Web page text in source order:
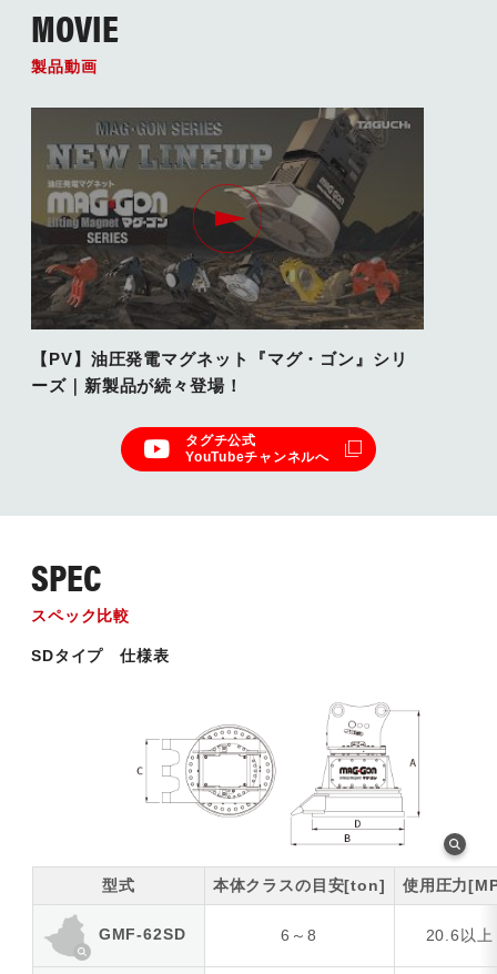
MOVIE
製品動画
【PV】油圧発電マグネット『マグ・ゴン』シリ
ーズ｜新製品が続々登場！
タグチ公式
YouTubeチャンネルへ
SPEC
スペック比較
SDタイプ 仕様表
型式 本体クラスの目安[ton] 使用圧力
GMF-62SD 6～8 20.6以上